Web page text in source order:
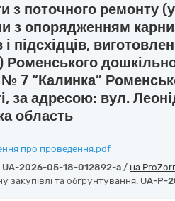
з поточного ремонту
з опорядженням
і підсхідців,
Роменського
7 “Калинка”
за адресою: вул.
область
про проведення.pdf
UA-2026-05-18-012892-a / на
закупівлі та обґрунтування: UA-P-